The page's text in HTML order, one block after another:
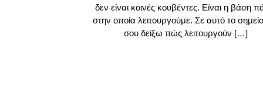
δεν είναι κοινές κουβέντες. Είναι η βάση
στην οποία λειτουργούμε. Σε αυτό το
σου δείξω πώς λειτουργούν […]